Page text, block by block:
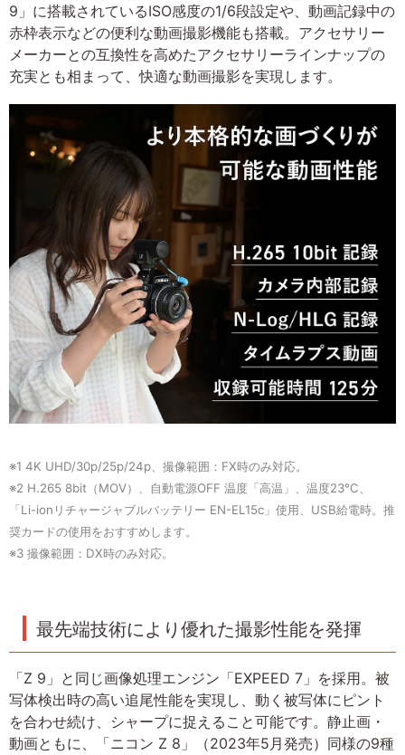
9」に搭載されているISO感度の1/6段設定や、動画記録中の
赤枠表示などの便利な動画撮影機能も搭載。アクセサリー
メーカーとの互換性を高めたアクセサリーラインナップの
充実とも相まって、快適な動画撮影を実現します。
※1 4K UHD/30p/25p/24p、撮像範囲：FX時のみ対応。
※2 H.265 8bit（MOV）、自動電源OFF 温度「高温」、温度23℃、
「Li-ionリチャージャブルバッテリー EN-EL15c」使用、USB給電時。推
奨カードの使用をおすすめします。
※3 撮像範囲：DX時のみ対応。
最先端技術により優れた撮影性能を発揮
「Z 9」と同じ画像処理エンジン「EXPEED 7」を採用。被
写体検出時の高い追尾性能を実現し、動く被写体にピント
を合わせ続け、シャープに捉えること可能です。静止画・
動画ともに、「ニコン Z 8」（2023年5月発売）同様の9種